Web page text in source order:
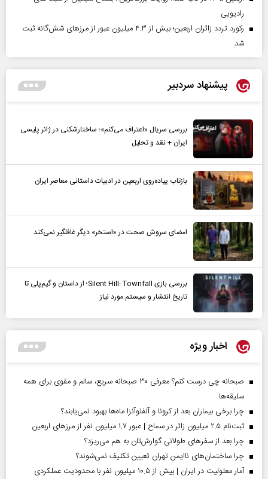
رادیویی
رکورد تردد زائران اربعین؛ بیش از ۴.۳ میلیون عبور از مرزهای شش‌گانه ثبت
شد
پیشنهاد سردبیر
بررسی سریال «اعتراف می‌کنم»؛ ساختارشکنی در ژانر پلیسی
ایران + نقد و تحلیل
بازتاب پیاده‌روی اربعین در ادبیات داستانی معاصر ایران
امضای سروش صحت در «استخر» دیگر غافلگیر نمی‌کند
بررسی بازی Silent Hill: Townfall؛ از داستان و گیم‌پلی تا
تاریخ انتشار و سیستم مورد نیاز
اخبار ویژه
صبحانه چی درست کنم؟ معرفی ۳۰ صبحانه سریع، سالم و مقوی برای همه
سلیقه‌ها
چرا برخی بیماران بعد از کرونا و آنفلوآنزا ماه‌ها بهبود نمی‌یابند؟
ثبت‌نام ۲.۵ میلیون زائر در سماح | عبور ۱.۷ میلیون نفر از مرز‌های اربعین
چرا بعد از سفرهای طولانی گوارش‌تان به هم می‌ریزد؟
چرا ساختمان‌های ناایمن تهران تعیین تکلیف نمی‌شوند؟
آمار معلولیت در ایران | بیش از ۱۰.۵ میلیون نفر با محدودیت عملکردی